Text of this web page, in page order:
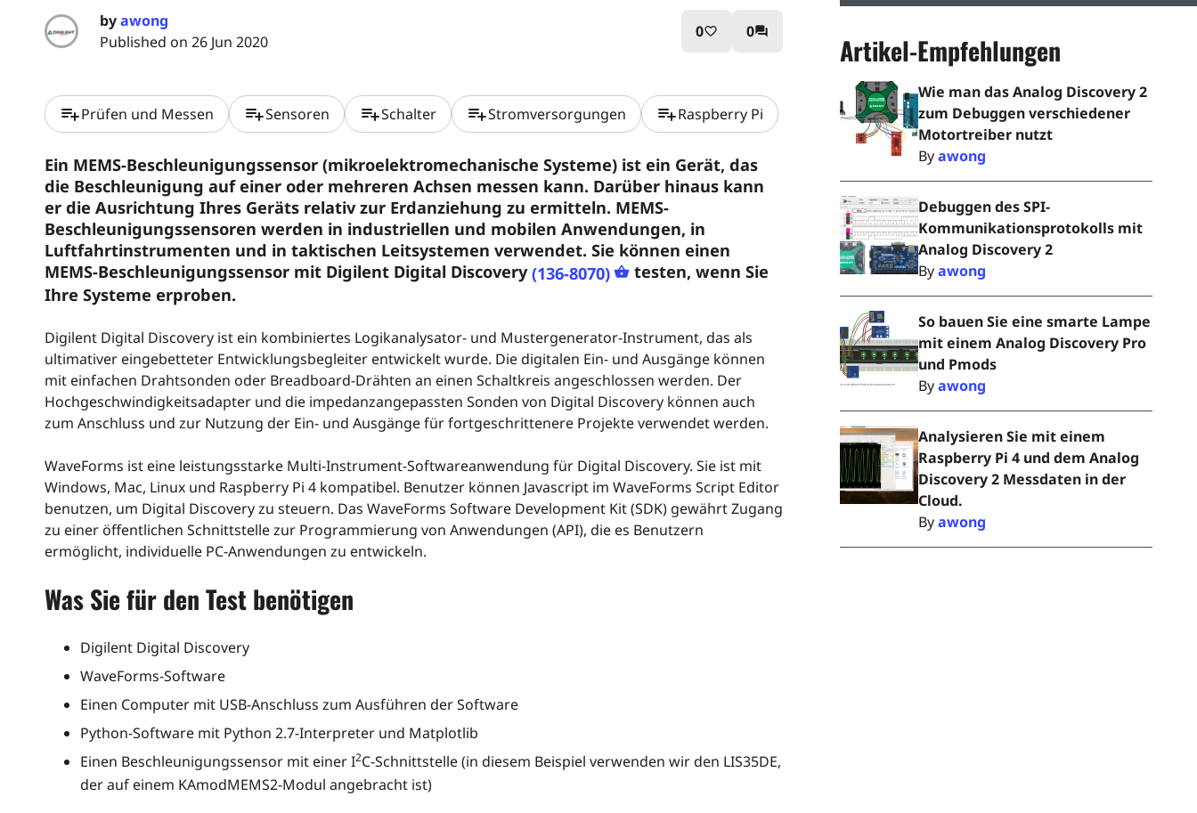
byawong
Published on 26 Jun 2020
0favorite_border 0question_answer
playlist_addPrüfen und Messen playlist_addSensoren playlist_addSchalter playlist_addStromversorgungen playlist_addRaspberry Pi
Ein MEMS-Beschleunigungssensor (mikroelektromechanische Systeme) ist ein Gerät, das
die Beschleunigung auf einer oder mehreren Achsen messen kann. Darüber hinaus kann
er die Ausrichtung Ihres Geräts relativ zur Erdanziehung zu ermitteln. MEMS-
Beschleunigungssensoren werden in industriellen und mobilen Anwendungen, in
Luftfahrtinstrumenten und in taktischen Leitsystemen verwendet. Sie können einen
MEMS-Beschleunigungssensor mit Digilent Digital Discovery(136-8070)
testen, wenn Sie
Ihre Systeme erproben.
Digilent Digital Discovery ist ein kombiniertes Logikanalysator- und Mustergenerator-Instrument, das als
ultimativer eingebetteter Entwicklungsbegleiter entwickelt wurde. Die digitalen Ein- und Ausgänge können
mit einfachen Drahtsonden oder Breadboard-Drähten an einen Schaltkreis angeschlossen werden. Der
Hochgeschwindigkeitsadapter und die impedanzangepassten Sonden von Digital Discovery können auch
zum Anschluss und zur Nutzung der Ein- und Ausgänge für fortgeschrittenere Projekte verwendet werden.
WaveForms ist eine leistungsstarke Multi-Instrument-Softwareanwendung für Digital Discovery. Sie ist mit
Windows, Mac, Linux und Raspberry Pi 4 kompatibel. Benutzer können Javascript im WaveForms Script Editor
benutzen, um Digital Discovery zu steuern. Das WaveForms Software Development Kit (SDK) gewährt Zugang
zu einer öffentlichen Schnittstelle zur Programmierung von Anwendungen (API), die es Benutzern
ermöglicht, individuelle PC-Anwendungen zu entwickeln.
Was Sie für den Test benötigen
Digilent Digital Discovery
WaveForms-Software
Einen Computer mit USB-Anschluss zum Ausführen der Software
Python-Software mit Python 2.7-Interpreter und Matplotlib
Einen Beschleunigungssensor mit einer I2C-Schnittstelle (in diesem Beispiel verwenden wir den LIS35DE,
der auf einem KAmodMEMS2-Modul angebracht ist)
Artikel-Empfehlungen
Wie man das Analog Discovery 2
zum Debuggen verschiedener
Motortreiber nutzt
Byawong
Debuggen des SPI-
Kommunikationsprotokolls mit
Analog Discovery 2
Byawong
So bauen Sie eine smarte Lampe
mit einem Analog Discovery Pro
und Pmods
Byawong
Analysieren Sie mit einem
Raspberry Pi 4 und dem Analog
Discovery 2 Messdaten in der
Cloud.
Byawong